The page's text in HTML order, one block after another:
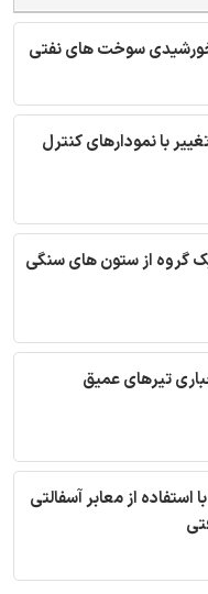
خورشیدی سوخت های نفتی
با نمودارهای کنترل
گروه از ستون های سنگی
تیرهای عمیق
از معابر آسفالتی